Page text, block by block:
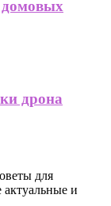
домовых
дрона
для
и